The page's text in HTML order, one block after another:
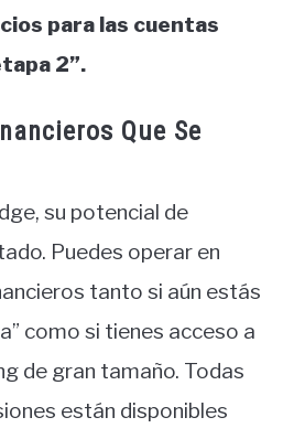
para las cuentas
2”.
Que Se
su potencial de
Puedes operar en
tanto si aún estás
como si tienes acceso a
de gran tamaño. Todas
están disponibles